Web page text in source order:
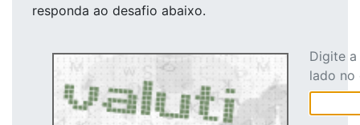
responda ao desafio abaixo.
Digite
lado no